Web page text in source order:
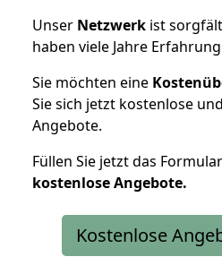
Unser Netzwerk ist
haben viele Jahre
Sie möchten eine
Sie sich jetzt kostenlose
Angebote.
Füllen Sie jetzt das
kostenloseAngebote.
Kostenlose